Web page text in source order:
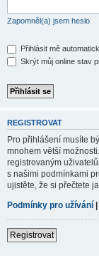
Zapomněl(a) jsem heslo
Přihlásit mě
Skrýt můj online stav
REGISTROVAT
Pro přihlášení musíte
mnohem větší
registrovaným
s našimi podmínkami
ujistěte, že si přečtete
Podmínky pro užívání |
Registrovat